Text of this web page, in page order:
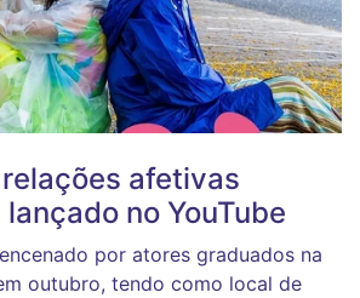
afetivas
no YouTube
por atores graduados na
outubro, tendo como local de